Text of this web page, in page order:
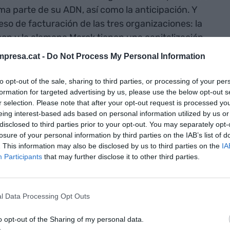
- Do Not Process My Personal Information
opt-out of the sale, sharing to third parties, or processing of your
for targeted advertising by us, please use the below opt-out
selection. Please note that after your opt-out request is processed
interest-based ads based on personal information utilized by us
to third parties prior to your opt-out. You may separately
of your personal information by third parties on the IAB’s list of
This information may also be disclosed by us to third parties on the
Participants that may further disclose it to other third parties.
Data Processing Opt Outs
opt-out of the Sharing of my personal data.
parte de su ADN, así como la anticipación. Y
de facturación de las tres organizaciones: la
y la alemana Merck tienen una capitalización
Y Seat conforma el 4% del PIB catalán, además
generación que ha crecido con el modelo 600.
Aparte de grandes volúmenes de
se caracterizan por haber superado varias
de las multinacionales son "más lentas y
tiempos de crisis muestran gran fortaleza y
de los últimos cinco años. Aquí se
asistentes que “durante los 50 primeros años
pero en los últimos cinco años todo: una
una guerra en Ucrania y problemas
"el único riesgo es no tomar ningún riesgo".
tomar decisiones y, si no tomas ninguna, vas a